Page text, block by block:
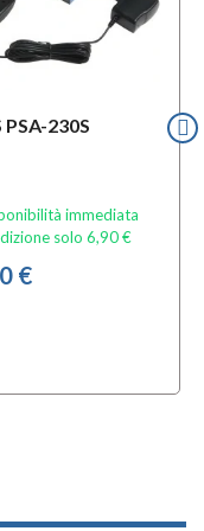
PSA-230S
immediata
solo 6,90 €
€